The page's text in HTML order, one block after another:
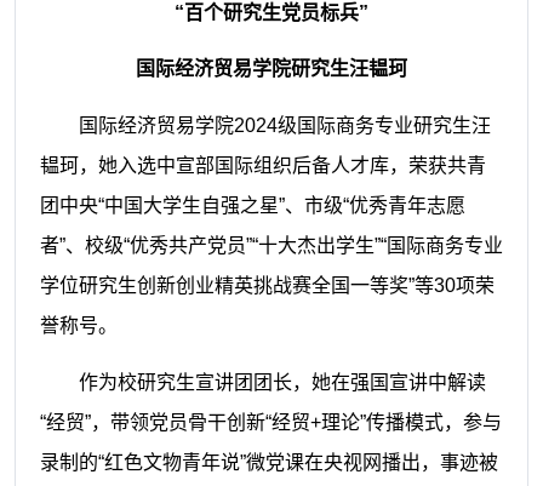
“百个研究生党员标兵”
国际经济贸易学院研究生汪韫珂
国际经济贸易学院2024级国际商务专业研究生汪
韫珂，她入选中宣部国际组织后备人才库，荣获共青
团中央“中国大学生自强之星”、市级“优秀青年志愿
者”、校级“优秀共产党员”“十大杰出学生”“国际商务专业
学位研究生创新创业精英挑战赛全国一等奖”等30项荣
誉称号。
作为校研究生宣讲团团长，她在强国宣讲中解读
“经贸”，带领党员骨干创新“经贸+理论”传播模式，参与
录制的“红色文物青年说”微党课在央视网播出，事迹被